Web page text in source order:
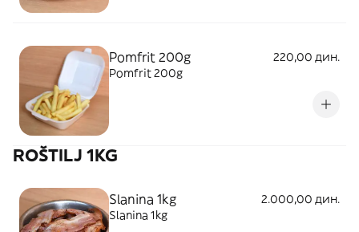
Pomfrit 200g
220,00 дин.
Pomfrit 200g
ROŠTILJ 1KG
Slanina 1kg
2.000,00 дин.
Slanina 1kg